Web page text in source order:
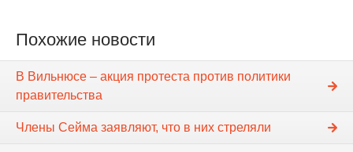
Похожие новости
В Вильнюсе – акция протеста против политики
правительства
Члены Сейма заявляют, что в них стреляли